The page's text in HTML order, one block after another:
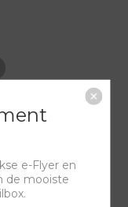
e-Flyer en
de mooiste